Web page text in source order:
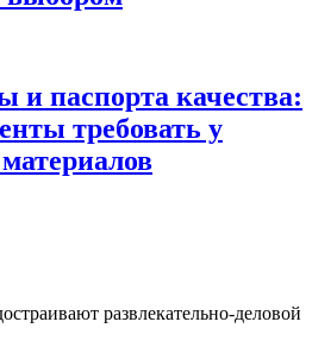
и паспорта качества:
требовать у
развлекательно-деловой